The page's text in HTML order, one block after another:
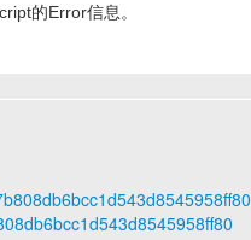
的Error信息。